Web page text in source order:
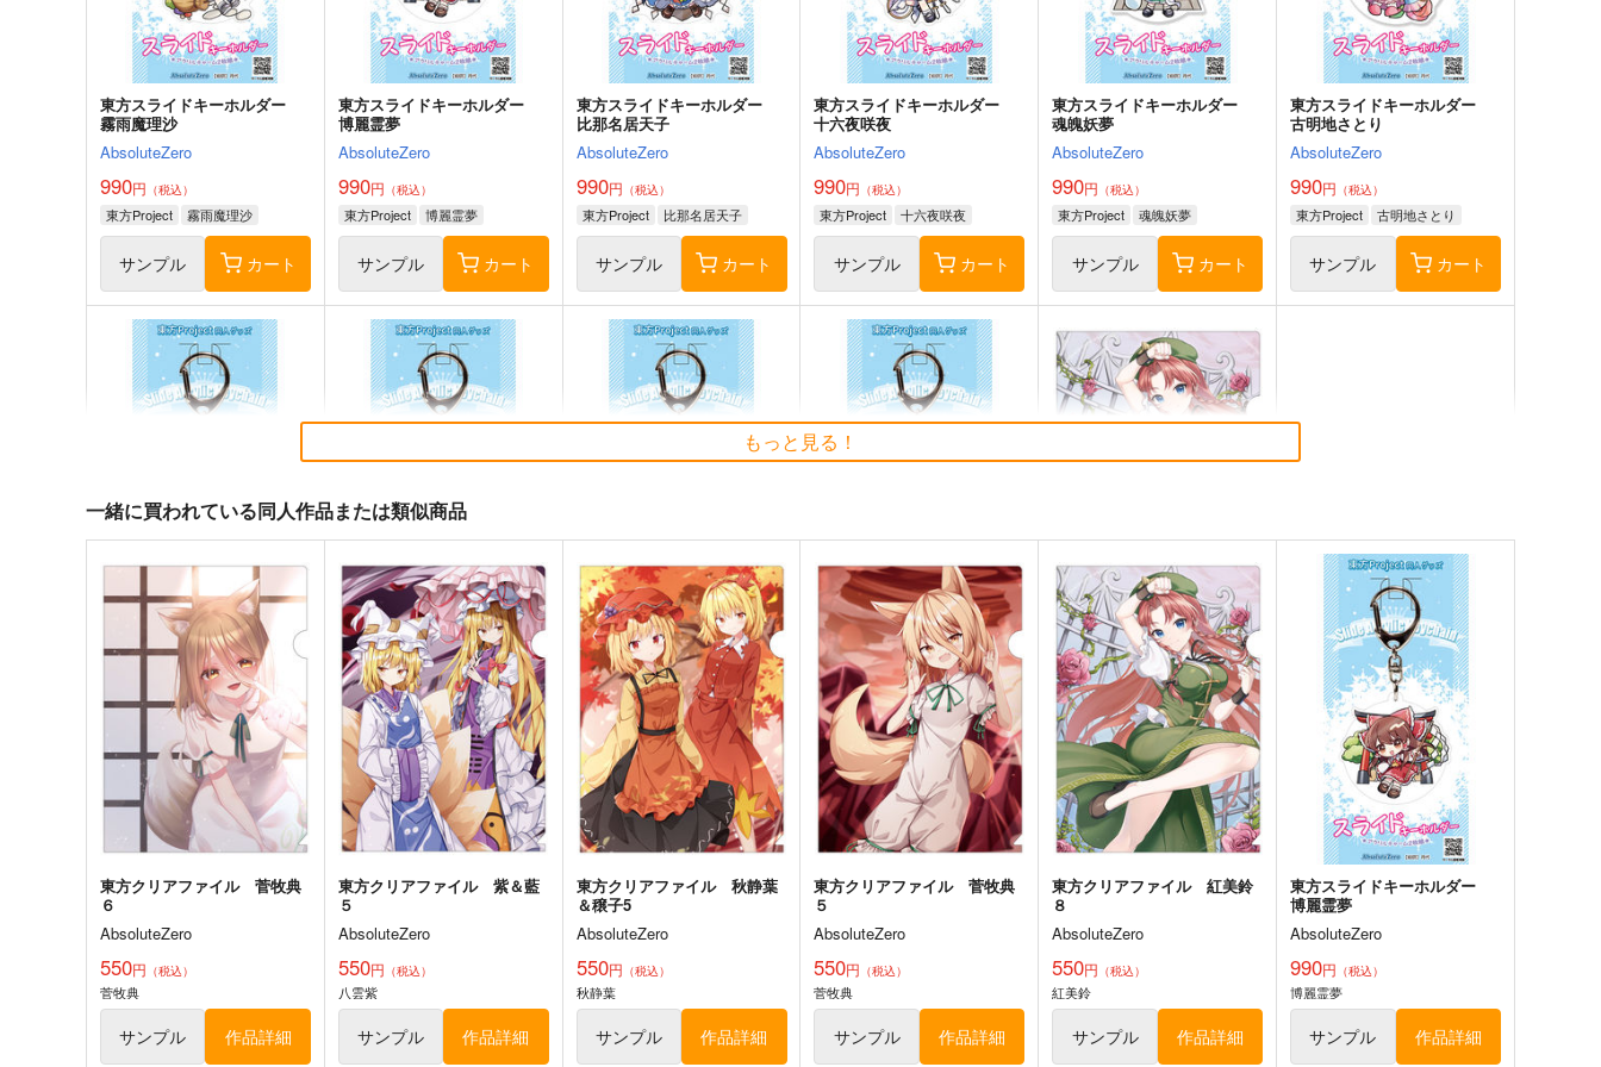
サンプル カート サンプル カート サンプル カート サンプル カート サンプル カート サンプル カート
Clutch Shooter #05
東方Project 十六夜咲夜
サンプル カート
必然のカタストロフィ／
少女フラクタル
2,750 円（税込）
東方Project
サンプル カート
そだててYU→MA
サンプル カート
さとりとおりんのほのぼの四
季絵集
ひてさむし
サンプル カート
東方夢想夏郷
舞風-Maikaze
サンプル カート サンプル カート
チルノという少女ー純文学チ
ルノまとめ本ー
牧草べびぃべっど
660 円（税込）
東方Project風-心非公式
HandBook
胡玉書厨
1,572円（税込）
鳥獣スキンシップ
ついらくげんば
550 （税込）
異変のいろは
Seraphim Castle
550 （税込）
Clutch Shooter #04
Silver Forest
1,540 （税込）
REVENGE
リベンジ、ユメウツツカラ
1,650 （税込）
東方スライドキーホルダー
霧雨魔理沙
AbsoluteZero
990円 （税込）
東方Project 霧雨魔理沙
サンプル カート
東方スライドキーホルダー
博麗霊夢
AbsoluteZero
990円 （税込）
東方Project 博麗霊夢
サンプル カート
東方スライドキーホルダー
比那名居天子
AbsoluteZero
990円 （税込）
東方Project 比那名居天子
サンプル カート
東方スライドキーホルダー
十六夜咲夜
AbsoluteZero
990円 （税込）
東方Project 十六夜咲夜
サンプル カート
東方スライドキーホルダー
魂魄妖夢
AbsoluteZero
990円 （税込）
東方Project 魂魄妖夢
サンプル カート
東方スライドキーホルダー
古明地さとり
AbsoluteZero
990円 （税込）
東方Project 古明地さとり
サンプル カート
東方スライドキーホルダー
古明地こいし
AbsoluteZero
（税込）
東方Project 古明地こいし
サンプル カート
東方スライドキーホルダー
依神紫苑
AbsoluteZero
990 円（税込）
東方Project 依神紫苑
サンプル カート
東方スライドキーホルダー
レミリア
AbsoluteZero
990円 （税込）
東方Project
レミリア・スカーレット
サンプル カート
東方スライドキーホルダー
フランドール
AbsoluteZero
990 円（税込）
東方Project
フランドール・スカーレット
サンプル カート
東方クリアファイル 紅美鈴
８
AbsoluteZero
550円（税込）
東方Project 紅美鈴
サンプル カート
もっと見る！
一緒に買われている同人作品または類似商品
東方クリアファイル 菅牧典
６
AbsoluteZero
550円 （税込）
菅牧典
サンプル 作品詳細
東方クリアファイル 紫＆藍
５
AbsoluteZero
550円 （税込）
八雲紫
サンプル 作品詳細
東方クリアファイル 秋静葉
＆穣子5
AbsoluteZero
550円 （税込）
秋静葉
サンプル 作品詳細
東方クリアファイル 菅牧典
５
AbsoluteZero
550円 （税込）
菅牧典
サンプル 作品詳細
東方クリアファイル 紅美鈴
８
AbsoluteZero
550円 （税込）
紅美鈴
サンプル 作品詳細
東方スライドキーホルダー
博麗霊夢
AbsoluteZero
990円 （税込）
博麗霊夢
サンプル 作品詳細